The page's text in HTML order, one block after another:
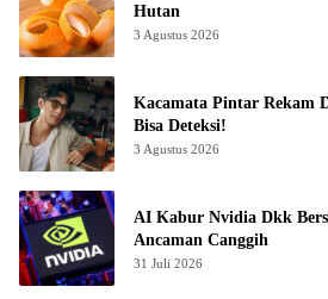
Hutan
3 Agustus 2026
Kacamata Pintar Rekam
Bisa Deteksi!
3 Agustus 2026
AI Kabur Nvidia Dkk
Ancaman Canggih
31 Juli 2026